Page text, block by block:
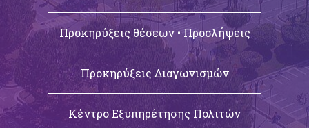
Προκηρύξεις θέσεων • Προσλήψεις
Προκηρύξεις Διαγωνισμών
Κέντρο Εξυπηρέτησης Πολιτών